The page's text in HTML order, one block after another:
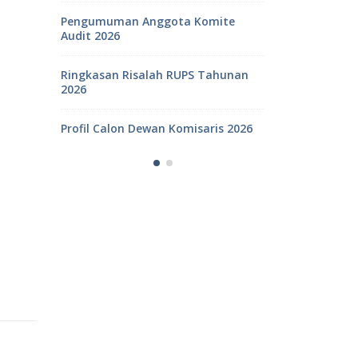
Pengumuman Anggota Komite
Audit 2026
Ringkasan Risalah RUPS Tahunan
2026
Profil Calon Dewan Komisaris 2026